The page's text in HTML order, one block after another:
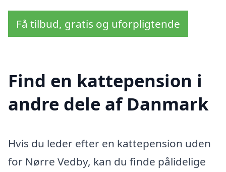
Få tilbud, gratis og uforpligtende
Find en kattepension i
andre dele af Danmark
Hvis du leder efter en kattepension uden
for Nørre Vedby, kan du finde pålidelige